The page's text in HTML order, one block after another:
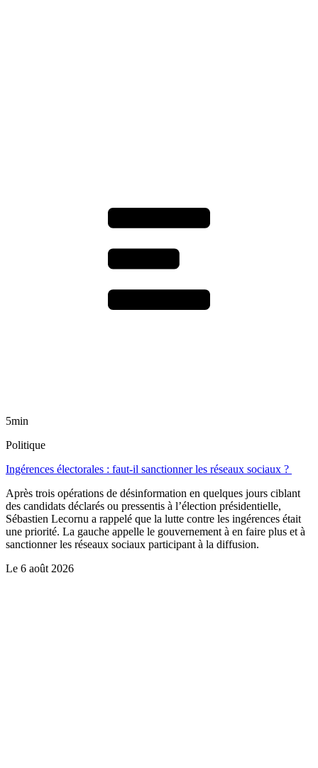
5min
Politique
Ingérences électorales : faut-il sanctionner les réseaux sociaux ?
Après trois opérations de désinformation en quelques jours ciblant
des candidats déclarés ou pressentis à l’élection présidentielle,
Sébastien Lecornu a rappelé que la lutte contre les ingérences était
une priorité. La gauche appelle le gouvernement à en faire plus et à
sanctionner les réseaux sociaux participant à la diffusion.
Le 6 août 2026